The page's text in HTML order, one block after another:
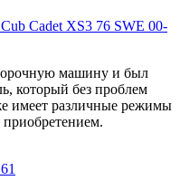
Cadet XS3 76 SWE 00-
машину и был
который без проблем
имеет различные режимы